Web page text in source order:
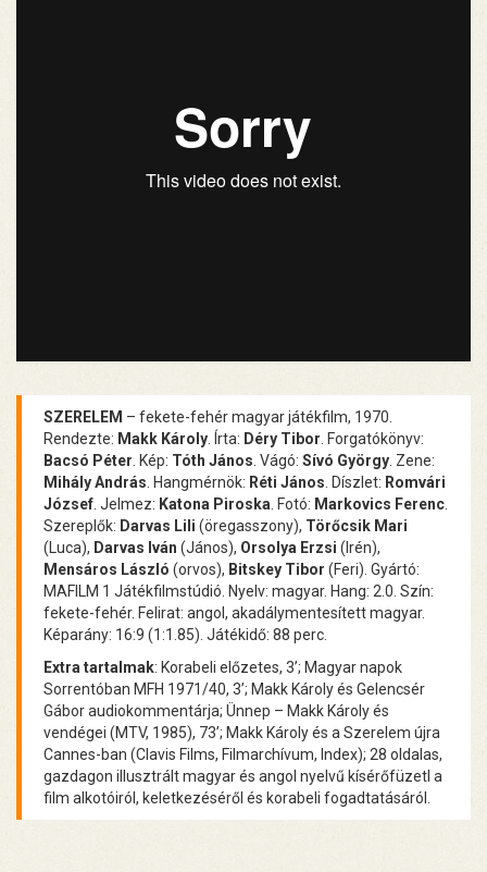
SZERELEM – fekete-fehér magyar játékfilm, 1970.
Rendezte: Makk Károly . Írta: Déry Tibor . Forgatókönyv:
Bacsó Péter . Kép: Tóth János . Vágó: Sívó György . Zene:
Mihály András . Hangmérnök: Réti János . Díszlet: Romvári
József . Jelmez: Katona Piroska . Fotó: Markovics Ferenc
Szereplők: Darvas Lili (öregasszony), Törőcsik Mari
(Luca), Darvas Iván (János), Orsolya Erzsi (Irén),
Mensáros László (orvos), Bitskey Tibor (Feri). Gyártó:
MAFILM 1 Játékfilmstúdió. Nyelv: magyar. Hang: 2.0. Szín:
fekete-fehér. Felirat: angol, akadálymentesített magyar.
Képarány: 16:9 (1:1.85). Játékidő: 88 perc.
Extra tartalmak: Korabeli előzetes, 3’; Magyar napok
Sorrentóban MFH 1971/40, 3’; Makk Károly és Gelencsér
Gábor audiokommentárja; Ünnep – Makk Károly és
vendégei (MTV, 1985), 73’; Makk Károly és a Szerelem újra
Cannes-ban (Clavis Films, Filmarchívum, Index); 28 oldalas,
gazdagon illusztrált magyar és angol nyelvű kísérőfüzetl a
film alkotóiról, keletkezéséről és korabeli fogadtatásáról.